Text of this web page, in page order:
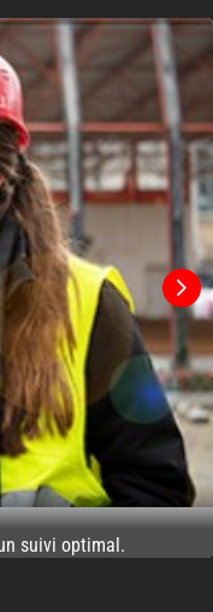
suivi optimal.